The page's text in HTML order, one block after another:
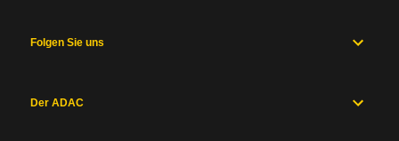
Folgen Sie uns
Der ADAC